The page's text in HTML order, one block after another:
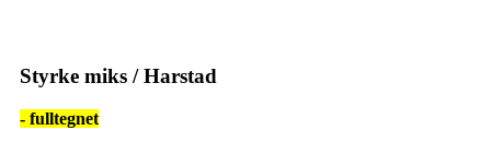
Styrke miks / Harstad
- fulltegnet